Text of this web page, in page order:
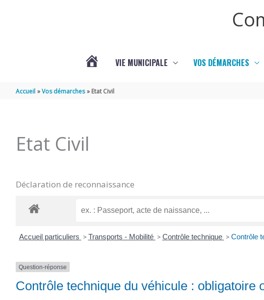
MAZERAY
VIE MUNICIPALE VOS DÉMARCHES
Accueil Vos démarches Etat Civil
Etat Civil
Déclaration de reconnaissance
Accueil particuliers > Transports - Mobilité > Contrôle technique > Contrôle
Question-réponse
Contrôle technique du véhicule : obligatoire